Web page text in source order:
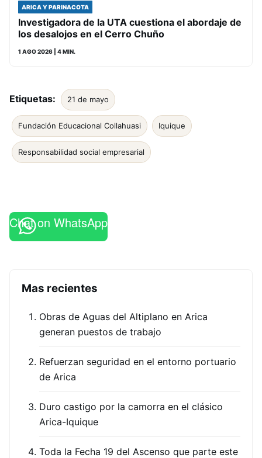
ARICA Y PARINACOTA
Investigadora de la UTA cuestiona el abordaje de
los desalojos en el Cerro Chuño
1 AGO 2026 | 4 MIN.
Etiquetas: 21 de mayo
Fundación Educacional Collahuasi Iquique
Responsabilidad social empresarial
Chat on WhatsApp
Mas recientes
Obras de Aguas del Altiplano en Arica
generan puestos de trabajo
Refuerzan seguridad en el entorno portuario
de Arica
Duro castigo por la camorra en el clásico
Arica-Iquique
Toda la Fecha 19 del Ascenso que parte este